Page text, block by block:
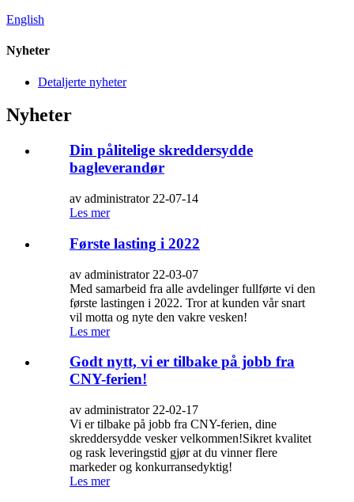
English
Nyheter
Detaljerte nyheter
Nyheter
Din pålitelige skreddersydde
bagleverandør
av administrator 22-07-14
Les mer
Første lasting i 2022
av administrator 22-03-07
Med samarbeid fra alle avdelinger fullførte vi den
første lastingen i 2022. Tror at kunden vår snart
vil motta og nyte den vakre vesken!
Les mer
Godt nytt, vi er tilbake på jobb fra
CNY-ferien!
av administrator 22-02-17
Vi er tilbake på jobb fra CNY-ferien, dine
skreddersydde vesker velkommen!Sikret kvalitet
og rask leveringstid gjør at du vinner flere
markeder og konkurransedyktig!
Les mer